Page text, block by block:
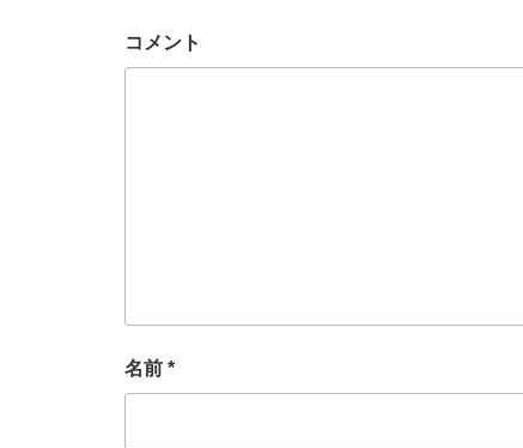
コメント
名前 *